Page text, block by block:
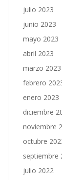
julio 2023
junio 2023
mayo 2023
abril 2023
marzo 2023
febrero
enero 2023
diciembre
noviembre
octubre
septiembre
julio 2022